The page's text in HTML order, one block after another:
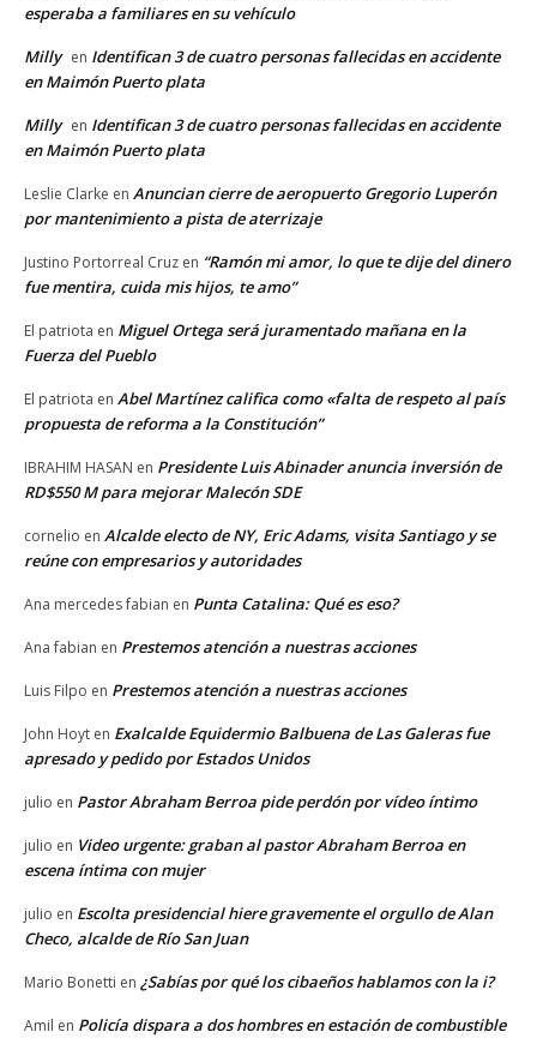
esperaba a familiares en su vehículo
Milly en Identifican 3 de cuatro personas fallecidas en accidente
en Maimón Puerto plata
Milly en Identifican 3 de cuatro personas fallecidas en accidente
en Maimón Puerto plata
Leslie Clarke en Anuncian cierre de aeropuerto Gregorio Luperón
por mantenimiento a pista de aterrizaje
Justino Portorreal Cruz en “Ramón mi amor, lo que te dije del dinero
fue mentira, cuida mis hijos, te amo”
El patriota en Miguel Ortega será juramentado mañana en la
Fuerza del Pueblo
El patriota en Abel Martínez califica como «falta de respeto al país
propuesta de reforma a la Constitución”
IBRAHIM HASAN en Presidente Luis Abinader anuncia inversión de
RD$550 M para mejorar Malecón SDE
cornelio en Alcalde electo de NY, Eric Adams, visita Santiago y se
reúne con empresarios y autoridades
Ana mercedes fabian en Punta Catalina: Qué es eso?
Ana fabian en Prestemos atención a nuestras acciones
Luis Filpo en Prestemos atención a nuestras acciones
John Hoyt en Exalcalde Equidermio Balbuena de Las Galeras fue
apresado y pedido por Estados Unidos
julio en Pastor Abraham Berroa pide perdón por vídeo íntimo
julio en Video urgente: graban al pastor Abraham Berroa en
escena íntima con mujer
julio en Escolta presidencial hiere gravemente el orgullo de Alan
Checo, alcalde de Río San Juan
Mario Bonetti en ¿Sabías por qué los cibaeños hablamos con la i?
Amil en Policía dispara a dos hombres en estación de combustible